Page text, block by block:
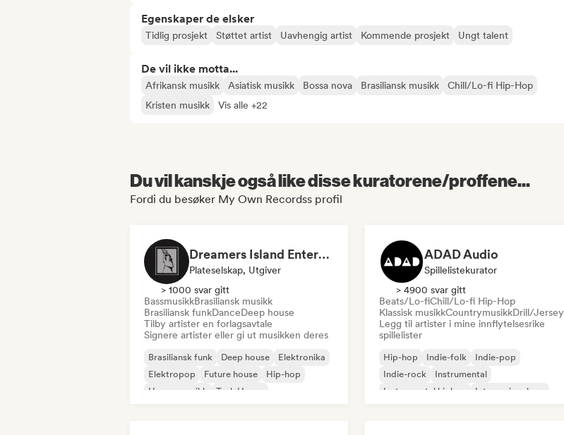
Egenskaper de elsker
Tidlig prosjekt Støttet artist Uavhengig artist Kommende prosjekt Ungt talent
De vil ikke motta...
Afrikansk musikk Asiatisk musikk Bossa nova Brasiliansk musikk
Chill/Lo-fi Hip-Hop
Kristen musikk
Vis alle +22
Du vil kanskje også like disse kuratorene/proffene...
Fordi du besøker My Own Recordss profil
Dreamers Island Entertainment
Plateselskap, Utgiver
> 1000 svar gitt
BassmusikkBrasiliansk musikk
Brasiliansk funkDanceDeep house
Tilby artister en forlagsavtale
Signere artister eller gi ut musikken deres
Brasiliansk funk Deep house
Elektronika
Elektropop
Future house
Hip-hop
House-musikk
Tech House
ADAD Audio
Spillelistekurator
> 4900 svar gitt
Beats/Lo-fiChill/Lo-fi Hip-Hop
Klassisk musikkCountrymusikkDrill/Jersey
Legg til artister i mine innflytelsesrike
spillelister
Hip-hop Indie-folk
Indie-pop
Indie-rock
Instrumental
Instrumental hiphop
Internasjonal rap